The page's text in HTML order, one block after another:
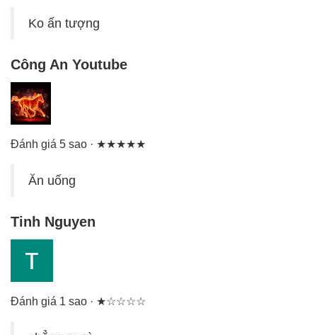
Ko ấn tượng
Công An Youtube
Đánh giá 5 sao · ★★★★★
Ăn uống
Tinh Nguyen
Đánh giá 1 sao · ★☆☆☆☆